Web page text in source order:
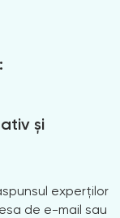
și
experților
de e-mail sau